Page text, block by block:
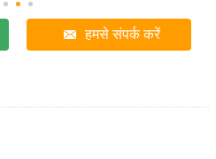
हमसे संपर्क करें